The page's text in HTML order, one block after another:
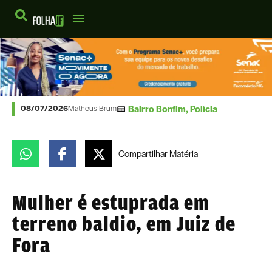
08/07/2026Matheus Brum Bairro Bonfim,Polícia
CompartilharMatéria
Mulher é estuprada em
terreno baldio, em Juiz de
Fora